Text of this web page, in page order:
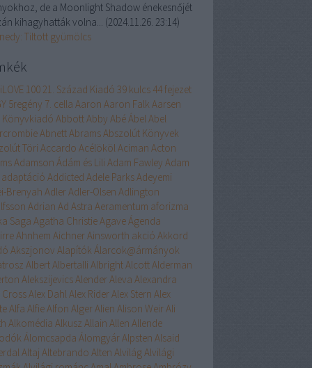
de a Moonlight Shadow énekesnőjét
kihagyhatták volna... (2024.11.26. 23:14)
Tiltott gyümölcs
100 21. Század Kiadó 39 kulcs 44 fejezet
5regény 7. cella Aaron Aaron Falk Aarsen
Könyvkiadó AbbottAbby AbéÁbelAbel
AbnettAbramsAbszolút Könyvek
Töri Accardo AcélökölAciman Acton
Adamson Ádám és Lili Adam Fawley Adam
adaptáció Addicted Adele ParksAdeyemi
Brenyah AdlerAdler-Olsen Adlington
Adrian Ad Astra Aeramentum aforizma
Saga Agatha ChristieAgaveÁgenda
Ahnhem AichnerAinsworth akció Akkord
Akszjonov Alapítók Álarcok@ármányok
AlbertAlbertalli AlbrightAlcottAlderman
AlekszijevicsAlenderAleva Alexandra
CrossAlex DahlAlex RiderAlex Stern Alex
Alfa AlfieAlfon AlgerAlien Alison WeirAli
Alkomédia Alkusz Allain Allen Allende
Álomcsapda ÁlomgyárAlpsten Alsaid
Altaj Altebrando Alten AlvilágAlvilági